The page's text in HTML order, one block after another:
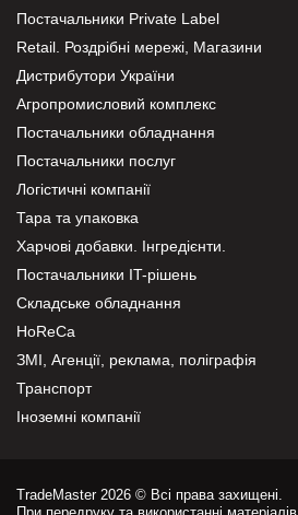
Постачальники Private Label
Retail. Роздрібні мережі, Магазини
Дистрибутори України
Агропромисловий комплекс
Постачальники обладнання
Постачальники послуг
Логістичні компанії
Тара та упаковка
Харчові добавки. Інгредієнти.
Постачальники IT-рішень
Складське обладнання
HoReCa
ЗМІ, Агенції, реклама, поліграфія
Транспорт
Іноземні компанії
TradeMaster 2026 © Всі права захищені.